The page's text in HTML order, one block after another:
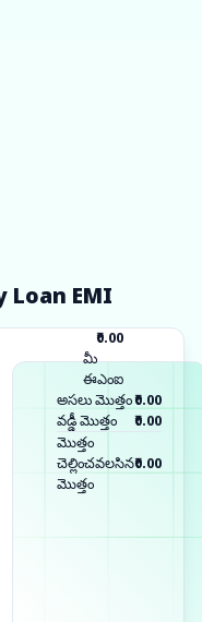
Loan EMI
అసలు మొత్తం₹0.00
వడ్డీ మొత్తం
₹0.00
మొత్తం
చెల్లించవలసిన
మొత్తం
₹0.00
మీ
ఈఎంఐ
₹0.00